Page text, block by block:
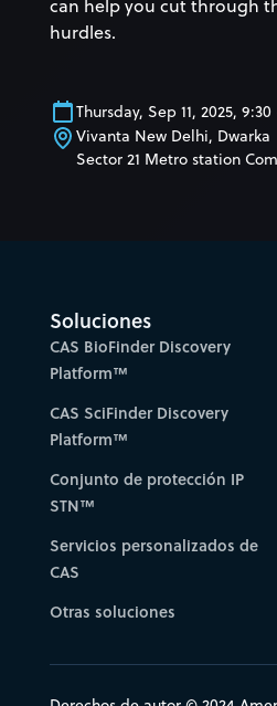
can help you cut through
hurdles.
Thursday, Sep 11, 2025, 9:30
Vivanta New Delhi, Dwarka
Sector 21 Metro station
Soluciones
CAS BioFinder Discovery
Platform™
CAS SciFinder Discovery
Platform™
Conjunto de protección IP
STN™
Servicios personalizados de
CAS
Otras soluciones